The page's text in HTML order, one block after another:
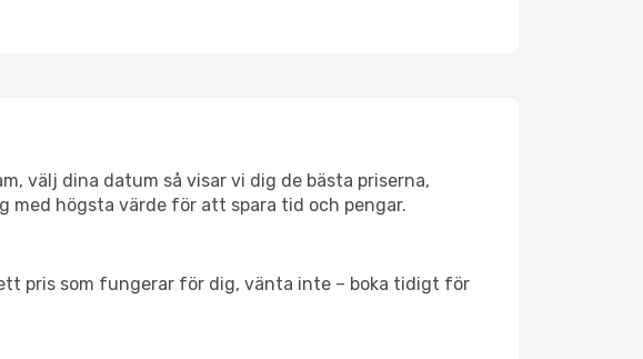
välj dina datum så visar vi dig de bästa priserna,
högsta värde för att spara tid och pengar.
pris som fungerar för dig, vänta inte – boka tidigt för